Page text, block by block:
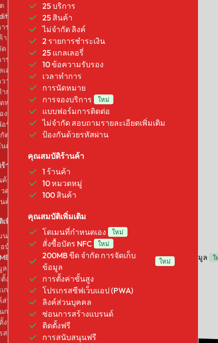
ติม
ใหม่
ดเก็บข้อมูล ใหม่
ด์
บียน
ร
า
ลิงค์
รชำระเงิน
ลอรี่
ามรับรอง
การ
มาย
บริการ ใหม่
ร์มการติดต่อ
ด สอบถามรายละเอียดเพิ่มเติม
ด้วยรหัสผ่าน
นค้า
า
ดหมู่
ค้า
มเติม
นที่กำหนดเอง ใหม่
บัตร NFC ใหม่
ขีด จำกัด การจัดเก็บ
ล
ใหม่
งค่าขั้นสูง
กรสซีฟเว็บแอป (PWA)
ส่วนบุคคล
การสร้างแบรนด์
ฟรี
สนับสนุนฟรี
25 บริการ
25 สินค้า
ไม่จำกัด ลิงค์
2 รายการชำระเงิน
25 แกลเลอรี่
10 ข้อความรับรอง
เวลาทำการ
การนัดหมาย
การจองบริการ
ใหม่
แบบฟอร์มการติดต่อ
ไม่จำกัด สอบถามรายละเอียดเพิ่มเติม
ป้องกันด้วยรหัสผ่าน
คุณสมบัติร้านค้า
1 ร้านค้า
10 หมวดหมู่
100 สินค้า
คุณสมบัติเพิ่มเติม
โดเมนที่กำหนดเอง
ใหม่
สั่งซื้อบัตร NFC ใหม่
200MB ขีด จำกัด การจัดเก็บ
ข้อมูล
ใหม่
การตั้งค่าขั้นสูง
โปรเกรสซีฟเว็บแอป (PWA)
ลิงค์ส่วนบุคคล
ซ่อนการสร้างแบรนด์
ติดตั้งฟรี
การสนับสนุนฟรี
แบบฟอร์มการติดต่อ
โดเมนที่กำหนดเอง
สั่งซื้อบัตร NFC
50MB ขีด จำกัด การจัดเก็บข้อมูล ใ
ลิงค์ส่วนบุคคล
ติดตั้งฟรี
การสนับสนุนฟรี